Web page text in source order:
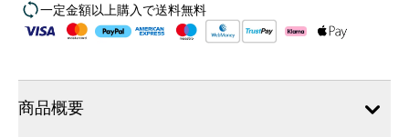
一定金額以上購入で送料無料
商品概要